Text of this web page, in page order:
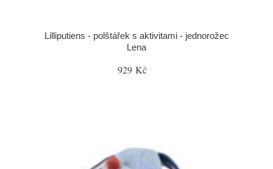
Lilliputiens - polštářek s aktivitami - jednorožec
Lena
929 Kč